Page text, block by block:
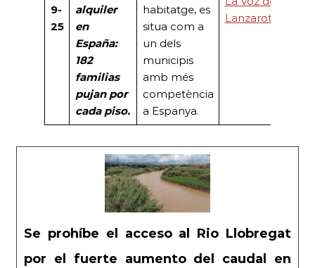
9-
25
alquiler
en
España:
182
familias
pujan por
cada piso.
habitatge, es
situa com a
un dels
municipis
amb més
competència
a Espanya.
Lanzarote
Se prohíbe el acceso al Rio Llobregat
por el fuerte aumento del caudal en